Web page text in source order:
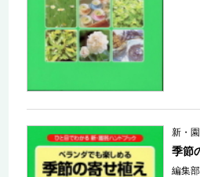
新・
季節
編集部